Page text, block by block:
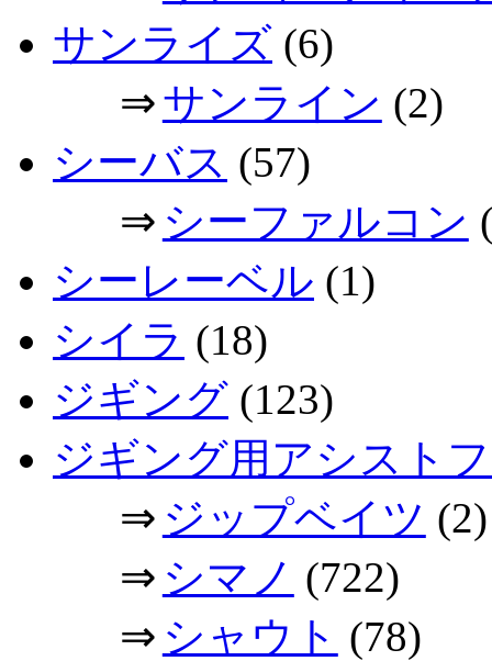
サンライズ (6)
⇒サンライン (2)
シーバス (57)
⇒ シーファルコン
シーレーベル (1)
シイラ (18)
ジギング (123)
ジギング用アシスト
⇒ ジップベイツ (2)
⇒ シマノ (722)
⇒ シャウト (78)